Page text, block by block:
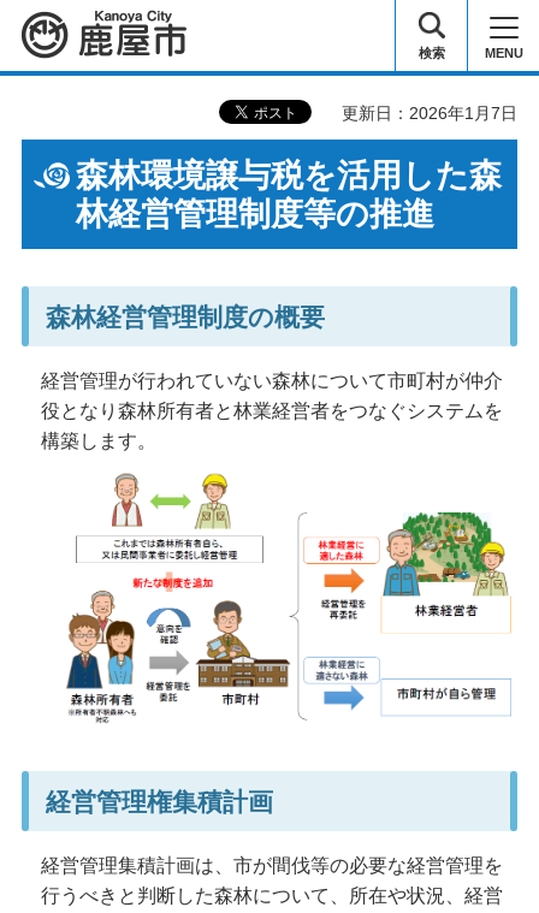
鹿屋市 検索 MENU
更新日：2026年1月7日
森林環境譲与税を活用した森
林経営管理制度等の推進
森林経営管理制度の概要
経営管理が行われていない森林について市町村が仲介
役となり森林所有者と林業経営者をつなぐシステムを
構築します。
経営管理権集積計画
経営管理集積計画は、市が間伐等の必要な経営管理を
行うべきと判断した森林について、所在や状況、経営